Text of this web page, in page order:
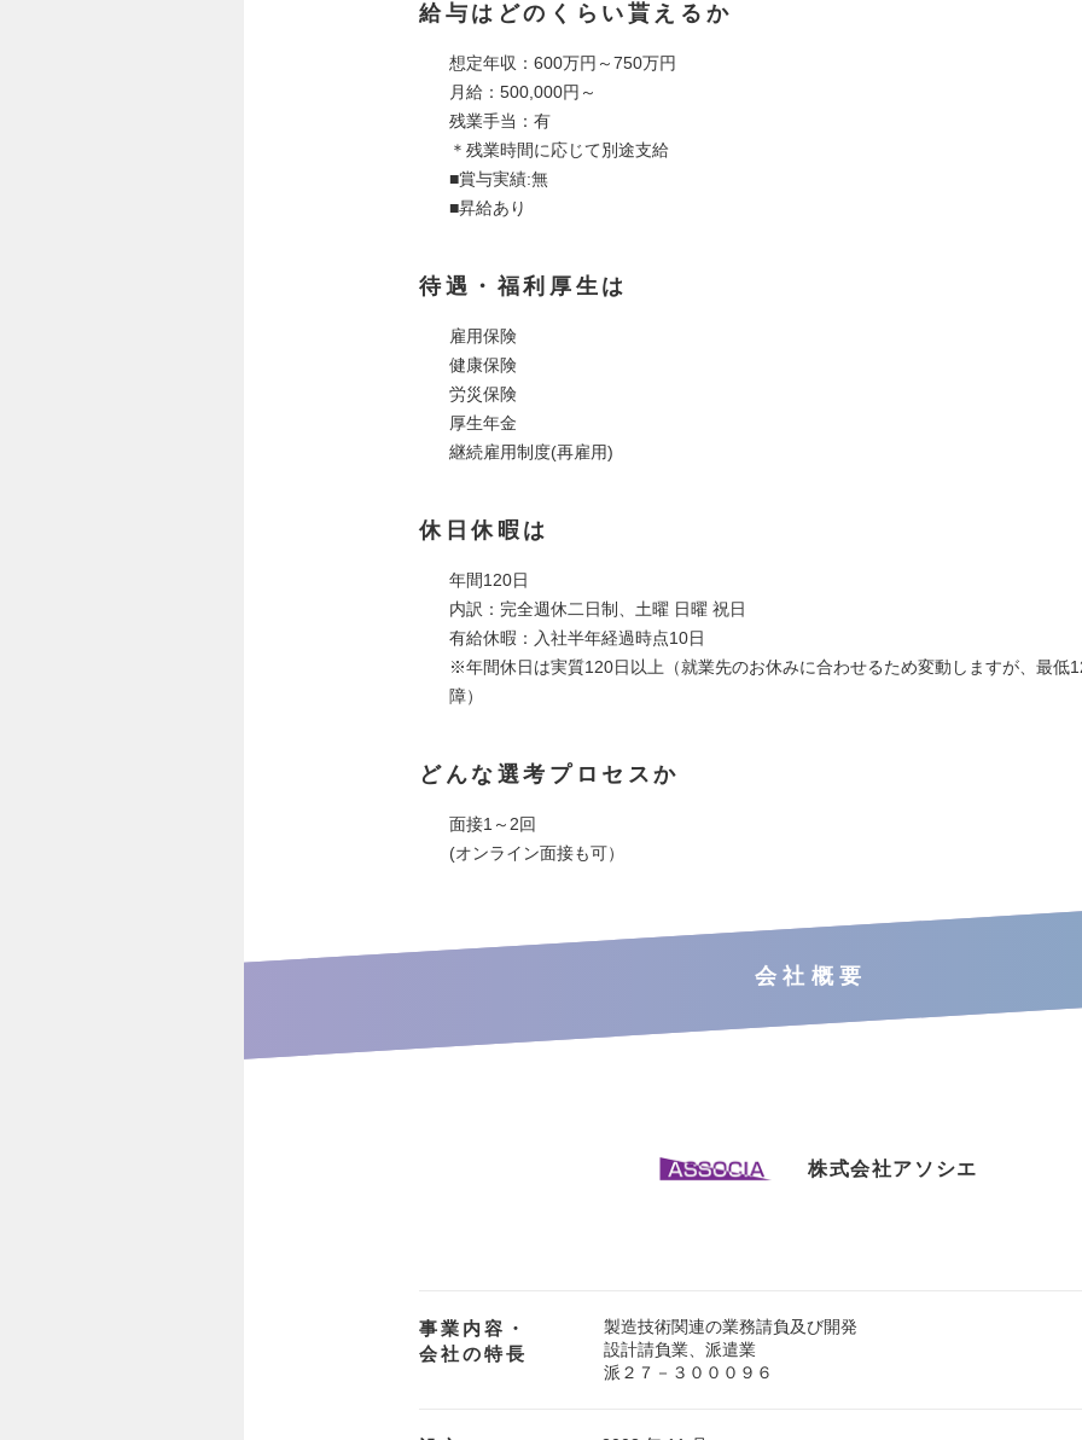
給与はどのくらい貰えるか
想定年収：600万円～750万円
月給：500,000円～
残業手当：有
＊残業時間に応じて別途支給
■賞与実績:無
■昇給あり
待遇・福利厚生は
雇用保険
健康保険
労災保険
厚生年金
継続雇用制度(再雇用)
休日休暇は
年間120日
内訳：完全週休二日制、土曜 日曜 祝日
有給休暇：入社半年経過時点10日
※年間休日は実質120日以上（就業先のお休みに合わせるため変動しますが、最低
障）
どんな選考プロセスか
面接1～2回
(オンライン面接も可）
会社概要
株式会社アソシエ
事業内容・
会社の特長
製造技術関連の業務請負及び開発
設計請負業、派遣業
派２７－３０００９６